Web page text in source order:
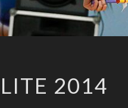
ELITE
2014